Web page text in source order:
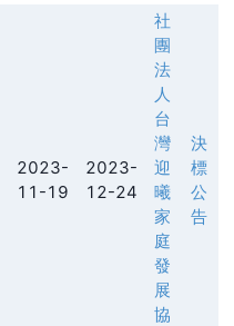
2023-
11-19
2023-
12-24
社
團
法
人
台
灣
迎
曦
家
庭
發
展
協
決
標
公
告